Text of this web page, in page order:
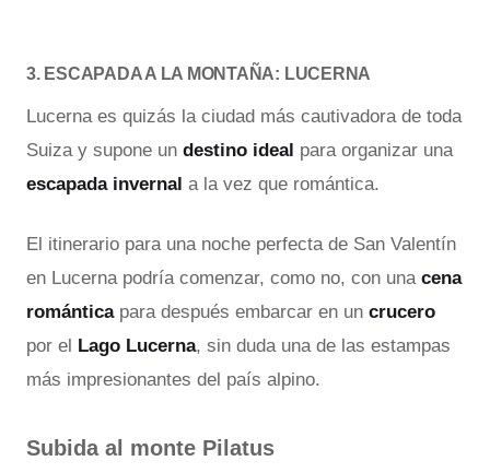
3. ESCAPADA A LA MONTAÑA: LUCERNA
Lucerna es quizás la ciudad más cautivadora de toda
Suiza y supone un destino ideal para organizar una
escapada invernal a la vez que romántica.
El itinerario para una noche perfecta de San Valentín
en Lucerna podría comenzar, como no, con una cena
románticapara después embarcar en un crucero
por el Lago Lucerna, sin duda una de las estampas
más impresionantes del país alpino.
Subida al monte Pilatus